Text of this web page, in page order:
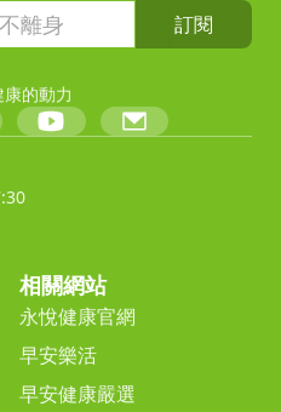
訂閱
的動力
相關網站
永悅健康官網
早安樂活
早安健康嚴選